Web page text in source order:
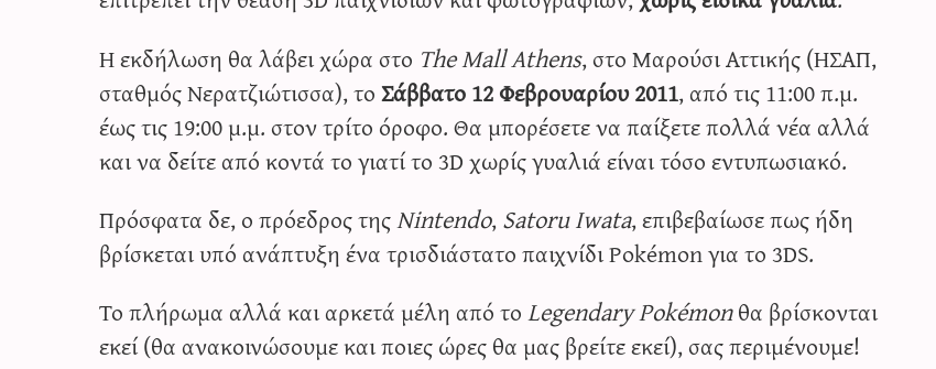
Η εκδήλωση θα λάβει χώρα στο The Mall Athens, στο Μαρούσι Αττικής (ΗΣΑΠ,
σταθμός Νερατζιώτισσα), τοΣάββατο 12 Φεβρουαρίου 2011, από τις 11:00 π.μ.
έως τις 19:00 μ.μ. στον τρίτο όροφο. Θα μπορέσετε να παίξετε πολλά νέα αλλά
και να δείτε από κοντά το γιατί το 3D χωρίς γυαλιά είναι τόσο εντυπωσιακό.
Πρόσφατα δε, ο πρόεδρος τηςNintendo,Satoru Iwata, επιβεβαίωσε πως ήδη
βρίσκεται υπό ανάπτυξη ένα τρισδιάστατο παιχνίδι Pokémon για το 3DS.
Το πλήρωμα αλλά και αρκετά μέλη από τοLegendary Pokémonθα βρίσκονται
εκεί (θα ανακοινώσουμε και ποιες ώρες θα μας βρείτε εκεί), σας περιμένουμε!